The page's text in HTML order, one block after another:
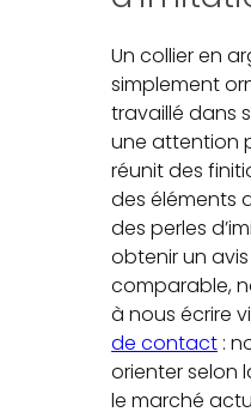
Un collier en
simplement
travaillé dans
une attention
réunit des
des éléments
des perles
obtenir un
comparable,
à nous écrire
de contact :
orienter selon
le marché